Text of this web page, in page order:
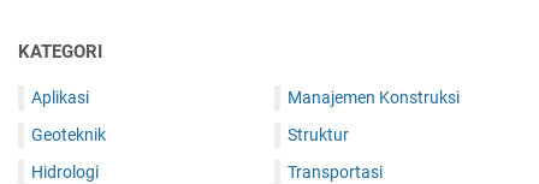
KATEGORI
Aplikasi
Geoteknik
Hidrologi
Manajemen Konstruksi
Struktur
Transportasi